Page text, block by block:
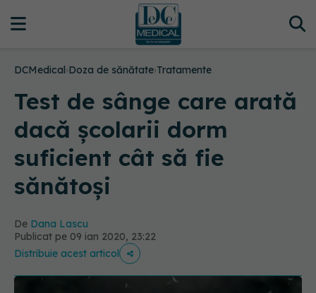
DCMedical›Doza de sănătate›Tratamente
Test de sânge care arată
dacă școlarii dorm
suficient cât să fie
sănătoși
De Dana Lascu
Publicat pe 09 ian 2020, 23:22
Distribuie acest articol